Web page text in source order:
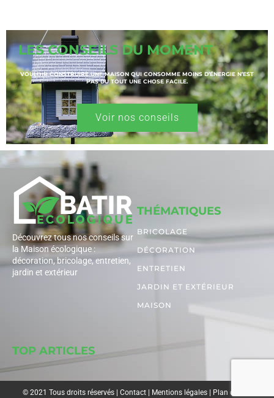
LES CONSEILS DU MOMENT
VOULOIR CONSTRUIRE UNE MAISON QUI CONSOMME MOINS D’ÉNERGIE N’EST
PAS DU TOUT UNE CHOSE FACILE.
Voir nos conseils
Découvrez tous nos conseils sur
la Maison écologique :
décoration, bricolage, entretien,
jardin et extérieur
THÉMATIQUES
BRICOLAGE
DÉCORATION
ENTRETIEN
JARDIN ET EXTÉRIEUR
MAISON
TOP ARTICLES
© 2021 Tous droits réservés | Contact| Mentions légales| Plan du site